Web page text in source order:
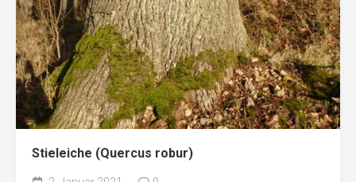
Stieleiche (Quercus robur)